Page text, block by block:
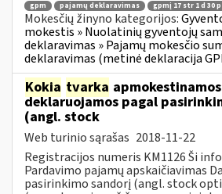
gpm pajamų deklaravimas gpmį 17 str 1 d 30 p
Mokesčių žinyno kategorijos:
mokestis » Nuolatinių gyventojų
deklaravimas » Pajamų mokesčio
deklaravimas (metinė deklaracija
Kokia tvarka apmokestinamos
deklaruojamos pagal
(angl. stock
Web turinio sąrašas 2018-11-22
Registracijos numeris KM1126 Ši
Pardavimo pajamų apskaičiavimas
pasirinkimo sandorį (angl. stock